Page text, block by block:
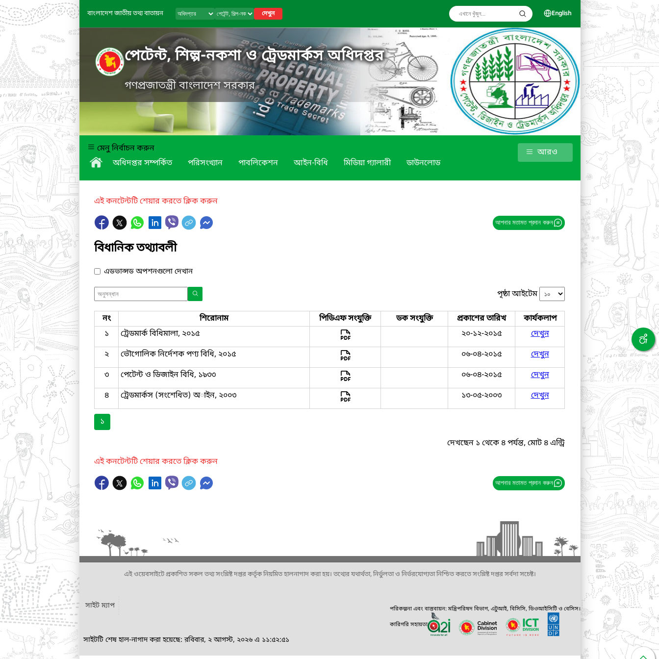
বাংলাদেশ জাতীয় তথ্য বাতায়ন দেখুন English
পেটেন্ট, শিল্প-নকশা ও ট্রেডমার্কস অধিদপ্তর
গণপ্রজাতন্ত্রী বাংলাদেশ সরকার
মেনু নির্বাচন করুন
অধিদপ্তর সম্পর্কিত
পরিসংখ্যান পাবলিকেশন আইন-বিধি মিডিয়া গ্যালারী ডাউনলোড
আরও
এই কনটেন্টটি শেয়ার করতে ক্লিক করুন
আপনার মতামত প্রদান করুন
বিধানিক তথ্যাবলী
এডভান্সড অপশনগুলো দেখান
পৃষ্ঠা আইটেম
নং শিরোনাম পিডিএফ সংযুক্তি ডক সংযুক্তি প্রকাশের তারিখ
কার্যকলাপ
১
ট্রেডমার্ক বিধিমালা, ২০১৫ ২০-১২-২০১৫
দেখুন
২
ভৌগোলিক নির্দেশক পণ্য বিধি, ২০১৫ ০৬-০৪-২০১৫
দেখুন
৩
পেটেন্ট ও ডিজাইন বিধি, ১৯৩৩ ০৬-০৪-২০১৫
দেখুন
৪
ট্রেডমার্কস (সংশেধিত) অাইন, ২০০৩ ১৩-০৫-২০০৩ দেখুন
১
দেখছেন ১ থেকে ৪ পর্যন্ত, মোট ৪ এন্ট্রি
এই কনটেন্টটি শেয়ার করতে ক্লিক করুন
আপনার মতামত প্রদান করুন
এই ওয়েবসাইটে প্রকাশিত সকল তথ্য সংশ্লিষ্ট দপ্তর কর্তৃক নিয়মিত হালনাগাদ করা হয়। তথ্যের যথার্থতা, নির্ভুলতা ও নির্ভরযোগ্যতা নিশ্চিত করতে সংশ্লিষ্ট দপ্তর সর্বদা সচেষ্ট।
সাইট ম্যাপ
সাইটটি শেষ হাল-নাগাদ করা হয়েছে: রবিবার, ২ আগস্ট, ২০২৬ এ ১১:৫২:৫১
পরিকল্পনা এবং বাস্তবায়ন: মন্ত্রিপরিষদ বিভাগ, এটুআই, বিসিসি, ডিওআইসিটি ও বেসিস।
কারিগরি সহায়তা